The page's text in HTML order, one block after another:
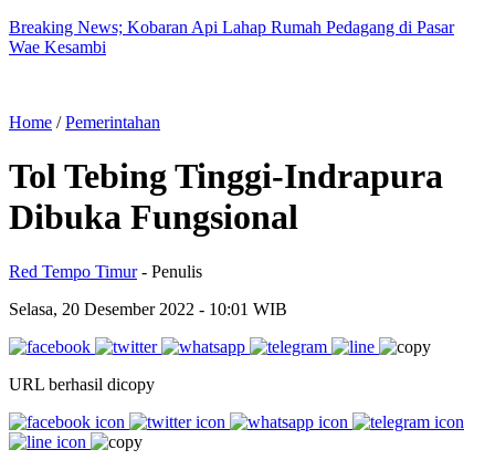
Breaking News; Kobaran Api Lahap Rumah Pedagang di Pasar
Wae Kesambi
Home /Pemerintahan
Tol Tebing Tinggi-Indrapura
Dibuka Fungsional
Red Tempo Timur - Penulis
Selasa, 20 Desember 2022 - 10:01 WIB
URL berhasil dicopy